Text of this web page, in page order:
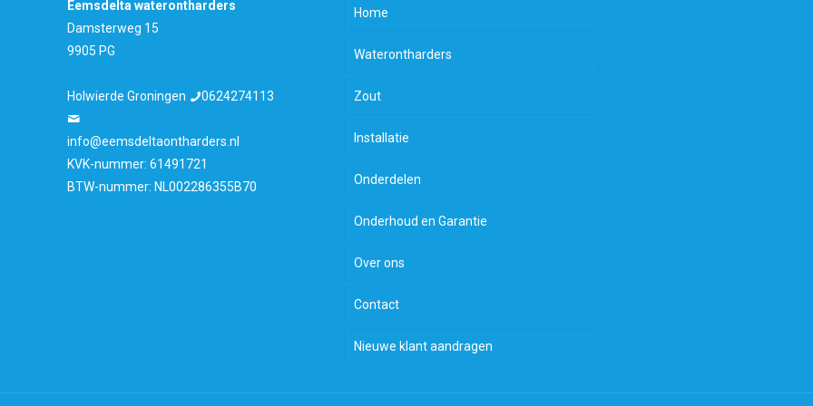
Eemsdelta waterontharders
Damsterweg 15
9905 PG
Holwierde Groningen 0624274113
info@eemsdeltaontharders.nl
KVK-nummer: 61491721
BTW-nummer: NL002286355B70
Home
Waterontharders
Zout
Installatie
Onderdelen
Onderhoud en Garantie
Over ons
Contact
Nieuwe klant aandragen